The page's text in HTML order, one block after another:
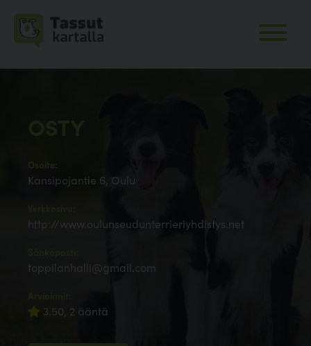
Kansipojantie 6, Oulu
http://www.oulunseudunterrieriyhdistys.net
toppilanhalli@gmail.com
3.50, 2 ääntä